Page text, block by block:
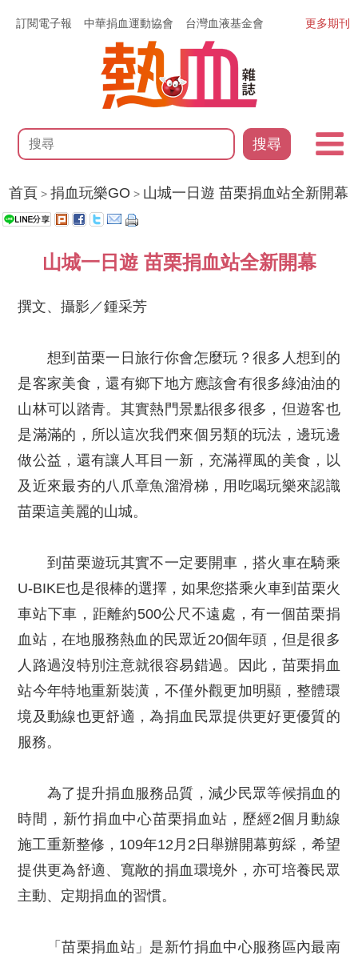
訂閱電子報 中華捐血運動協會 台灣血液基金會
搜尋
更多期刊
首頁 >捐血玩樂GO > 山城一日遊 苗栗捐血站全新開幕
山城一日遊 苗栗捐血站全新開幕
撰文、攝影／鍾采芳
想到苗栗一日旅行你會怎麼玩？很多人想到的
是客家美食，還有鄉下地方應該會有很多綠油油的
山林可以踏青。其實熱門景點很多很多，但遊客也
是滿滿的，所以這次我們來個另類的玩法，邊玩邊
做公益，還有讓人耳目一新，充滿禪風的美食，以
及近來最夯的八爪章魚溜滑梯，用吃喝玩樂來認識
苗栗這美麗的山城。
到苗栗遊玩其實不一定要開車，搭火車在騎乘
U-BIKE也是很棒的選擇，如果您搭乘火車到苗栗火
車站下車，距離約500公尺不遠處，有一個苗栗捐
血站，在地服務熱血的民眾近20個年頭，但是很多
人路過沒特別注意就很容易錯過。因此，苗栗捐血
站今年特地重新裝潢，不僅外觀更加明顯，整體環
境及動線也更舒適，為捐血民眾提供更好更優質的
服務。
為了提升捐血服務品質，減少民眾等候捐血的
時間，新竹捐血中心苗栗捐血站，歷經2個月動線
施工重新整修，109年12月2日舉辦開幕剪綵，希望
提供更為舒適、寬敞的捐血環境外，亦可培養民眾
主動、定期捐血的習慣。
「苗栗捐血站」是新竹捐血中心服務區內最南